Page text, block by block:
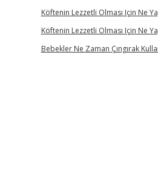
Köftenin Lezzetli Olması Için Ne
Köftenin Lezzetli Olması Için Ne
Bebekler Ne Zaman Çıngırak